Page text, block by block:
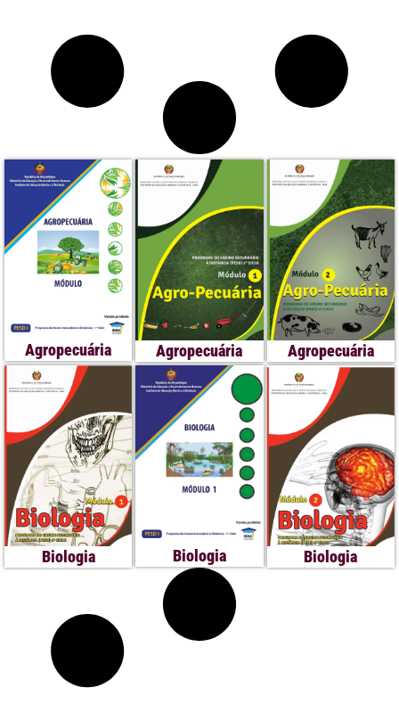
Agropecuária Agropecuária Agropecuária
Biologia Biologia Biologia